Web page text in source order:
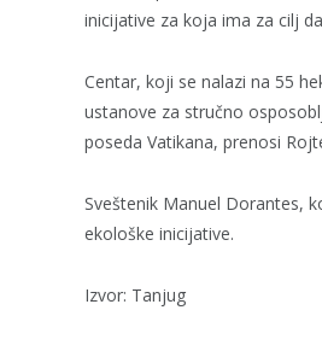
inicijative za koja ima za cilj
Centar, koji se nalazi na 55
ustanove za stručno
poseda Vatikana, prenosi
Sveštenik Manuel Dorantes,
ekološke inicijative.
Izvor: Tanjug